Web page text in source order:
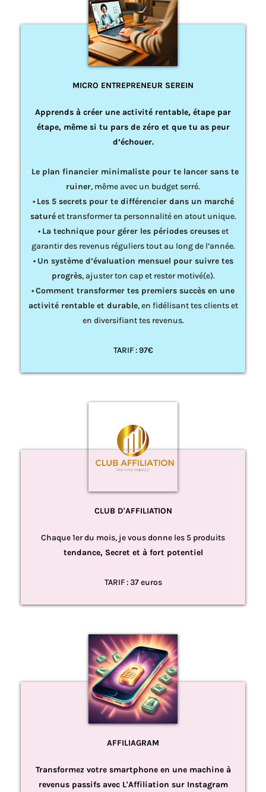
MICRO ENTREPRENEUR SEREIN
Apprends à créer une activité rentable, étape par
étape, même si tu pars de zéro et que tu as peur
d’échouer.
• Le plan financier minimaliste pour te lancer sans te
ruiner, même avec un budget serré.
• Les 5 secrets pour te différencier dans un marché
saturéet transformer ta personnalité en atout unique.
• La technique pour gérer les périodes creuseset
garantir des revenus réguliers tout au long de l’année.
• Un système d’évaluation mensuel pour suivre tes
progrès, ajuster ton cap et rester motivé(e).
•Comment transformer tes premiers succès en une
activité rentable et durable, en fidélisant tes clients et
en diversifiant tes revenus.
TARIF : 97€
CLUB D'AFFILIATION
Chaque 1er du mois, je vous donne les 5 produits
tendance, Secret et à fort potentiel
TARIF : 37 euros
AFFILIAGRAM
Transformez votre smartphone en une machine à
revenus passifs avec L'Affiliation sur Instagram